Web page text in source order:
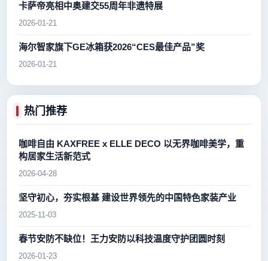
卡萨帝亮相中奥建交55周年非遗特展
2026-01-21
海尔智家旗下GE冰箱获2026“CES最佳产品”奖
2026-01-21
热门推荐
咖啡自由 KAXFREE x ELLE DECO 以无界咖啡美学，重
构居家生活新范式
2026-04-28
坚守初心，夯实根基 建设世界领先的中国特色家装产业
2025-11-03
春节安防不缺位！王力安防以科技温度守护团圆时刻
2026-01-23